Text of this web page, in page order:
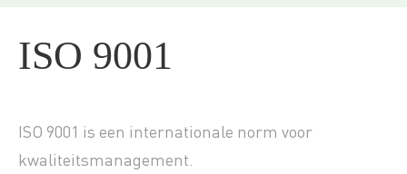
ISO 9001
ISO 9001 is een internationale norm voor
kwaliteitsmanagement.